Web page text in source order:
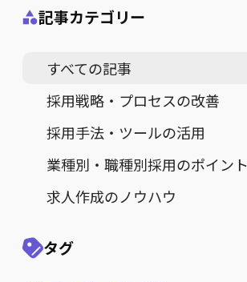
記事カテゴリー
すべての記事
採用戦略・プロセスの改善
採用手法・ツールの活用
業種別・職種別採用のポイント
求人作成のノウハウ
タグ